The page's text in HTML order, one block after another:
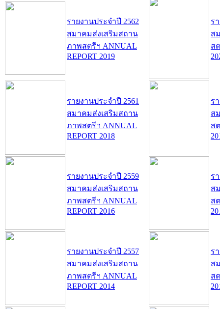
รายงานประจำปี 2562
สมาคมส่งเสริมสถาน
ภาพสตรีฯ ANNUAL
REPORT 2019
ร
ส
ส
รายงานประจำปี 2561
สมาคมส่งเสริมสถาน
ภาพสตรีฯ ANNUAL
REPORT 2018
ร
ส
ส
รายงานประจำปี 2559
สมาคมส่งเสริมสถาน
ภาพสตรีฯ ANNUAL
REPORT 2016
ร
ส
ส
รายงานประจำปี 2557
สมาคมส่งเสริมสถาน
ภาพสตรีฯ ANNUAL
REPORT 2014
ร
ส
ส